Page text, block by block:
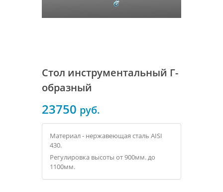
Стол инструментальный Г-
образный
23750 руб.
Материал - нержавеющая сталь AISI
430.
Регулировка высоты от 900мм. до
1100мм.